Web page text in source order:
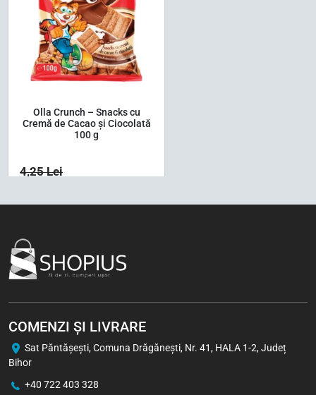
Olla Crunch – Snacks cu
Cremă de Cacao și Ciocolată
100 g
4,25Lei
-5%
COMENZI ȘI LIVRARE
Sat Păntăşeşti, Comuna Drăgăneşti, Nr. 41, HALA 1-2, Județ
Bihor
+40 722 403 328